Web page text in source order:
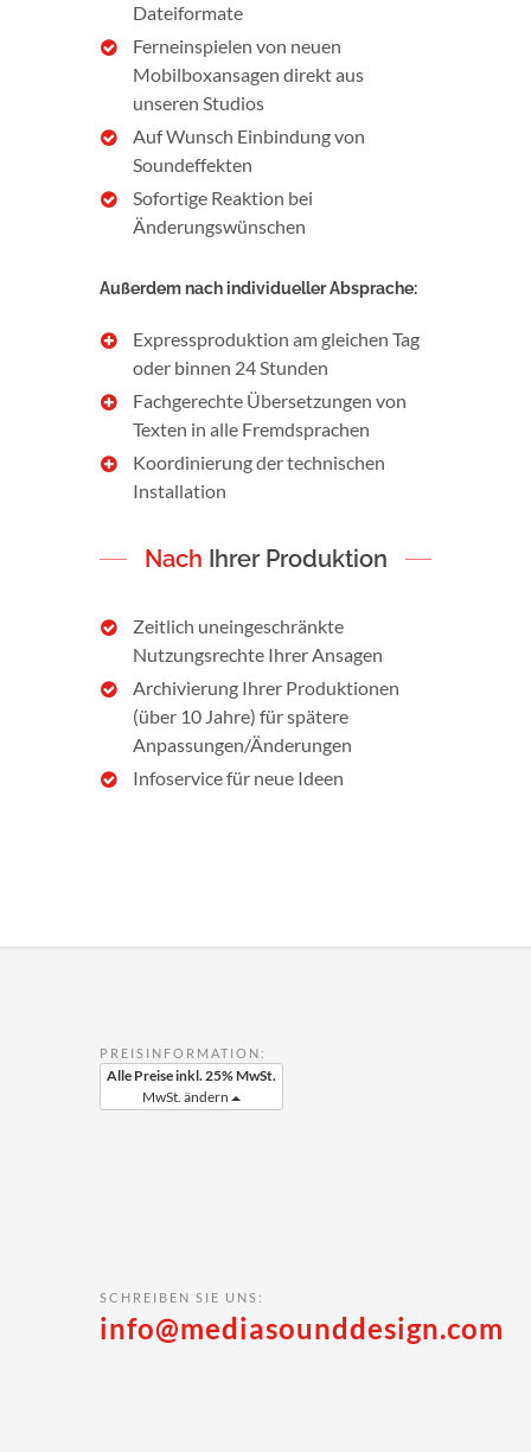
Dateiformate
Ferneinspielen von neuen
Mobilboxansagen direkt aus
unseren Studios
Auf Wunsch Einbindung von
Soundeffekten
Sofortige Reaktion bei
Änderungswünschen
Außerdem nach individueller Absprache:
Expressproduktion am gleichen Tag
oder binnen 24 Stunden
Fachgerechte Übersetzungen von
Texten in alle Fremdsprachen
Koordinierung der technischen
Installation
Nach Ihrer Produktion
Zeitlich uneingeschränkte
Nutzungsrechte Ihrer Ansagen
Archivierung Ihrer Produktionen
(über 10 Jahre) für spätere
Anpassungen/Änderungen
Infoservice für neue Ideen
PREISINFORMATION:
Alle Preise inkl. 25% MwSt.
MwSt. ändern
SCHREIBEN SIE UNS:
info@mediasounddesign.com